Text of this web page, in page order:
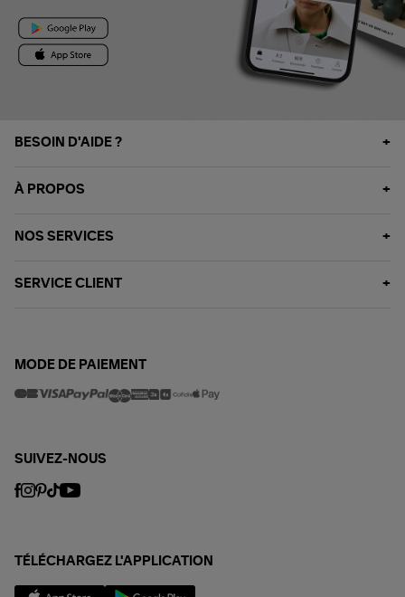
BESOIN D'AIDE ?
À PROPOS
NOS SERVICES
SERVICE CLIENT
MODE DE PAIEMENT
SUIVEZ-NOUS
TÉLÉCHARGEZ L'APPLICATION